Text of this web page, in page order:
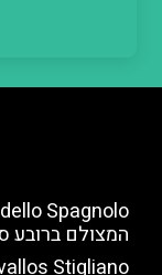
המצולם ברובע